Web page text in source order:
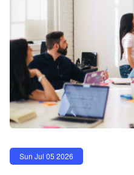
Sun Jul 05 2026